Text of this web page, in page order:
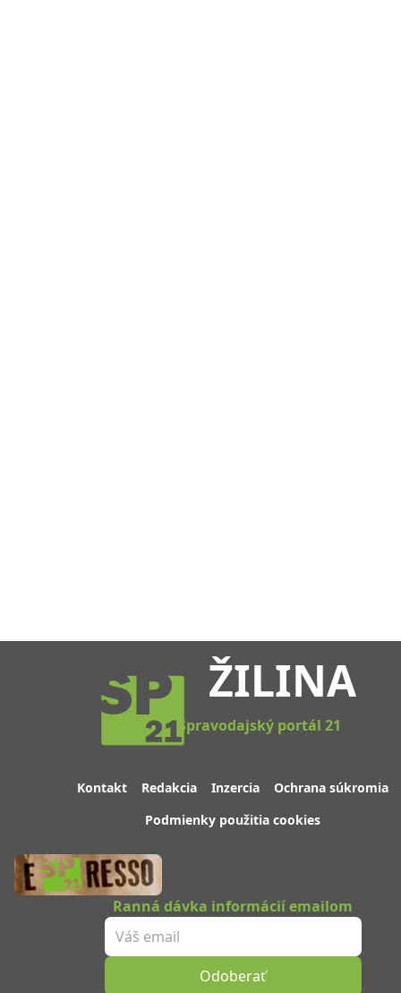
ŽILINA
Spravodajský portál 21
Kontakt Redakcia Inzercia
Ochrana súkromia
Podmienky použitia cookies
Ranná dávka informácií emailom
Odoberať